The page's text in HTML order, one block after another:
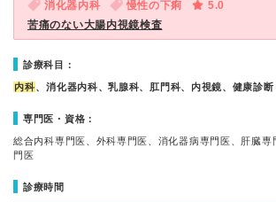
消化器内科 慢性の下痢
5.0
苦痛のない大腸内視鏡検査
診療科目：
内科、消化器内科、乳腺科、肛門科、内視鏡、健康診断
専門医・資格：
総合内科専門医、外科専門医、消化器病専門医、肝臓専
門医
診療時間